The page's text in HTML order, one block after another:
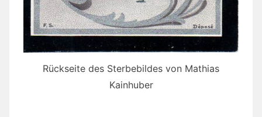
Rückseite des Sterbebildes von Mathias
Kainhuber